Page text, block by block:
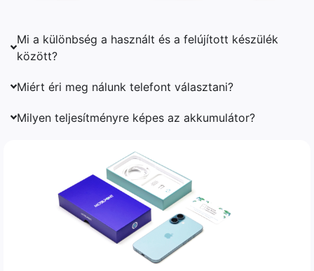
Mi a különbség a használt és a felújított készülék
között?
Miért éri meg nálunk telefont választani?
Milyen teljesítményre képes az akkumulátor?